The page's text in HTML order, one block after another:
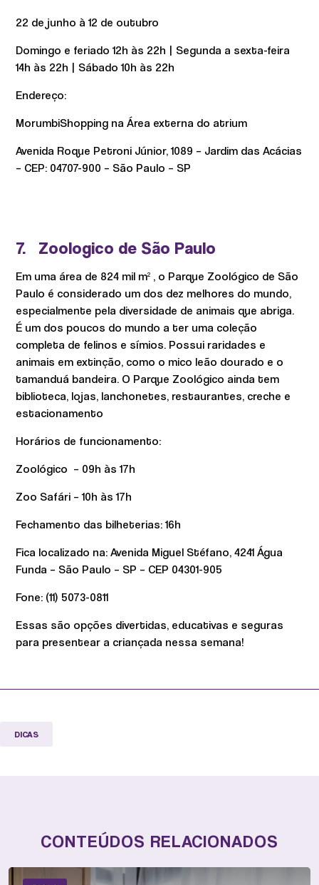
22 de junho à 12 de outubro
Domingo e feriado 12h às 22h | Segunda a sexta-feira
14h às 22h | Sábado 10h às 22h
Endereço:
MorumbiShopping na Área externa do atrium
Avenida Roque Petroni Júnior, 1089 – Jardim das Acácias
– CEP: 04707-900 – São Paulo – SP
7. Zoologico de São Paulo
Em uma área de 824 mil m² , o Parque Zoológico de São
Paulo é considerado um dos dez melhores do mundo,
especialmente pela diversidade de animais que abriga.
É um dos poucos do mundo a ter uma coleção
completa de felinos e símios. Possui raridades e
animais em extinção, como o mico leão dourado e o
tamanduá bandeira. O Parque Zoológico ainda tem
biblioteca, lojas, lanchonetes, restaurantes, creche e
estacionamento
Horários de funcionamento:
Zoológico – 09h às 17h
Zoo Safári – 10h às 17h
Fechamento das bilheterias: 16h
Fica localizado na: Avenida Miguel Stéfano, 4241 Água
Funda – São Paulo – SP – CEP 04301-905
Fone: (11) 5073-0811
Essas são opções divertidas, educativas e seguras
para presentear a criançada nessa semana!
DICAS
CONTEÚDOS RELACIONADOS